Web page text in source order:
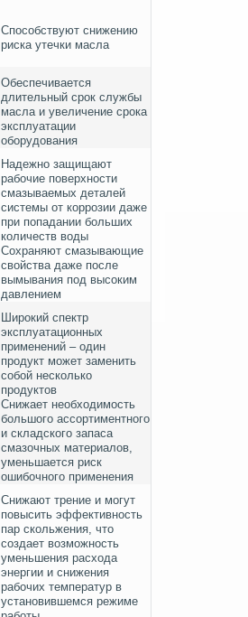
Способствуют снижению
риска утечки масла
Обеспечивается
длительный срок службы
масла и увеличение срока
эксплуатации
оборудования
Надежно защищают
рабочие поверхности
смазываемых деталей
системы от коррозии даже
при попадании больших
количеств воды
Сохраняют смазывающие
свойства даже после
вымывания под высоким
давлением
Широкий спектр
эксплуатационных
применений – один
продукт может заменить
собой несколько
продуктов
Снижает необходимость
большого ассортиментного
и складского запаса
смазочных материалов,
уменьшается риск
ошибочного применения
Снижают трение и могут
повысить эффективность
пар скольжения, что
создает возможность
уменьшения расхода
энергии и снижения
рабочих температур в
установившемся режиме